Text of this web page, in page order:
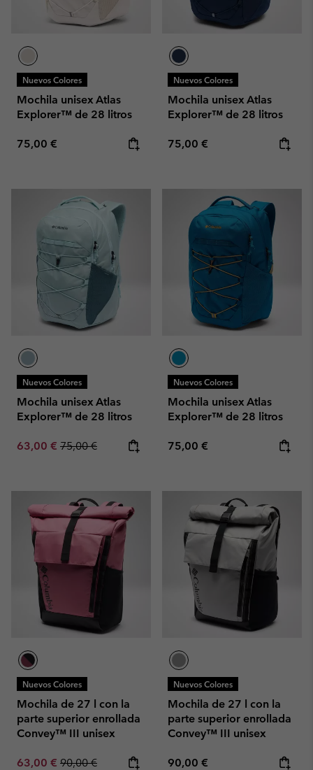
Nuevos Colores
Mochila unisex Atlas
Explorer™ de 28 litros
Regular price:
75,00 €
Nuevos Colores
Mochila unisex Atlas
Explorer™ de 28 litros
Regular price:
75,00 €
Nuevos Colores
Mochila unisex Atlas
Explorer™ de 28 litros
Sale price:
63,00 € Regular price:
75,00 €
Nuevos Colores
Mochila unisex Atlas
Explorer™ de 28 litros
Regular price:
75,00 €
Nuevos Colores
Mochila de 27 l con la
parte superior enrollada
Convey™ III unisex
Sale price:
63,00 € Regular price:
90,00 €
Nuevos Colores
Mochila de 27 l con la
parte superior enrollada
Convey™ III unisex
Regular price:
90,00 €